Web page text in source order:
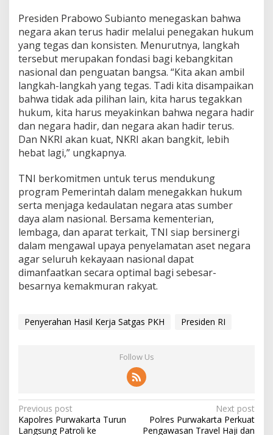
Presiden Prabowo Subianto menegaskan bahwa
negara akan terus hadir melalui penegakan hukum
yang tegas dan konsisten. Menurutnya, langkah
tersebut merupakan fondasi bagi kebangkitan
nasional dan penguatan bangsa. “Kita akan ambil
langkah-langkah yang tegas. Tadi kita disampaikan
bahwa tidak ada pilihan lain, kita harus tegakkan
hukum, kita harus meyakinkan bahwa negara hadir
dan negara hadir, dan negara akan hadir terus.
Dan NKRI akan kuat, NKRI akan bangkit, lebih
hebat lagi,” ungkapnya.
TNI berkomitmen untuk terus mendukung
program Pemerintah dalam menegakkan hukum
serta menjaga kedaulatan negara atas sumber
daya alam nasional. Bersama kementerian,
lembaga, dan aparat terkait, TNI siap bersinergi
dalam mengawal upaya penyelamatan aset negara
agar seluruh kekayaan nasional dapat
dimanfaatkan secara optimal bagi sebesar-
besarnya kemakmuran rakyat.
Penyerahan Hasil Kerja Satgas PKH Presiden RI
Follow Us
Post
navigation
Previous post
Kapolres Purwakarta Turun
Langsung Patroli ke
Next post
Polres Purwakarta Perkuat
Pengawasan Travel Haji dan